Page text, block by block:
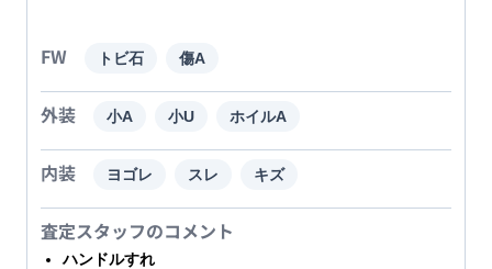
FW トビ石 傷A
外装 小A 小U ホイルA
内装 ヨゴレ スレ キズ
査定スタッフのコメント
ハンドルすれ